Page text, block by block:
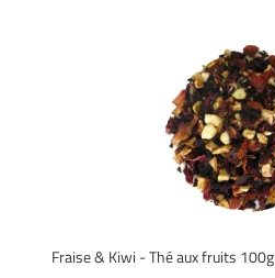
Fraise & Kiwi - Thé aux fruits